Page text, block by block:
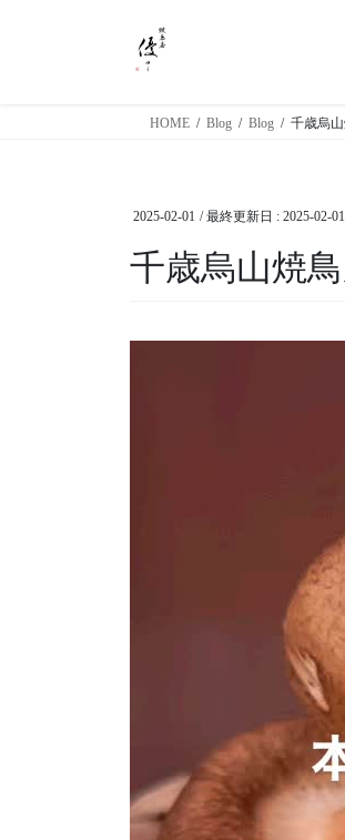
HOME Blog Blog 千歳烏
2025-02-01 / 最終更新日 : 2025-02-01
千歳烏山焼